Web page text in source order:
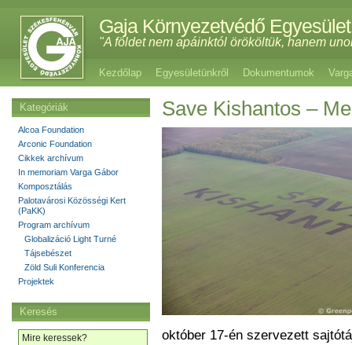
Gaja Környezetvédő Egyesület
"A földet nem apáinktól örököltük, hanem
Kezdőlap Egyesületünkről Dokumentumok
Save Kishantos –
október 17-én szervezett
Kategóriák
Alcoa Foundation
Arconic Foundation
Cikkek archívum
In memoriam Varga Gábor
Komposztálás
Palotavárosi Közösségi Kert
(PaKK)
Program archívum
Globalizáció Light Turné
Tájsebészet
Zöld Suli Konferencia
Projektek
Keresés